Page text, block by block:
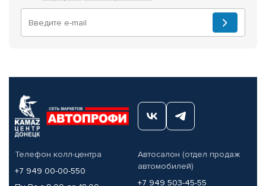
Телефон колл-центра
+7 949 00-00-550
Автосалон (отдел продаж
автомобилей)
+7 949 503-45-55